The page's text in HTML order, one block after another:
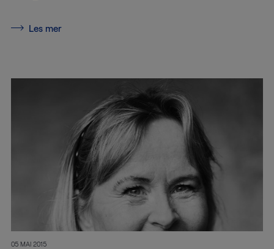
Les mer
05 MAI 2015